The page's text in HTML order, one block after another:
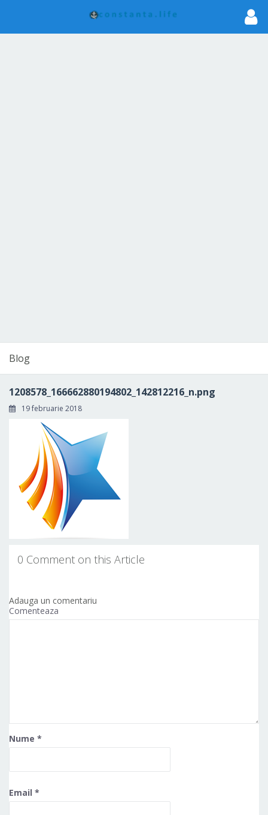
Blog
1208578_166662880194802_142812216_n.png
19 februarie 2018
0 Comment on this Article
Adauga un comentariu
Comenteaza
Nume *
Email *